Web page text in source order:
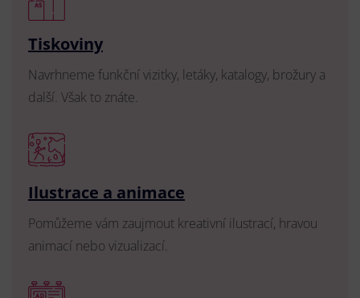
Tiskoviny
Navrhneme funkční vizitky, letáky, katalogy, brožury a
další. Však to znáte.
Ilustrace a animace
Pomůžeme vám zaujmout kreativní ilustrací, hravou
animací nebo vizualizací.